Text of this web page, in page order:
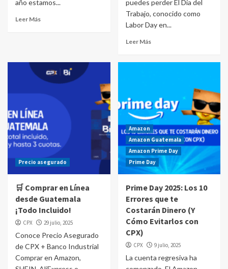
año estamos...
Leer Más
puedes perder El Día del
Trabajo, conocido como
Labor Day en...
Leer Más
Precio asegurado
🛒 Comprar en Línea
desde Guatemala
¡Todo Incluido!
CPX 29 julio, 2025
Conoce Precio Asegurado
de CPX + Banco Industrial
Comprar en Amazon,
Amazon
Amazon Guatemala
Amazon Prime Day
Prime Day
Prime Day 2025: Los 10
Errores que te
Costarán Dinero (Y
Cómo Evitarlos con
CPX)
CPX 9 julio, 2025
La cuenta regresiva ha